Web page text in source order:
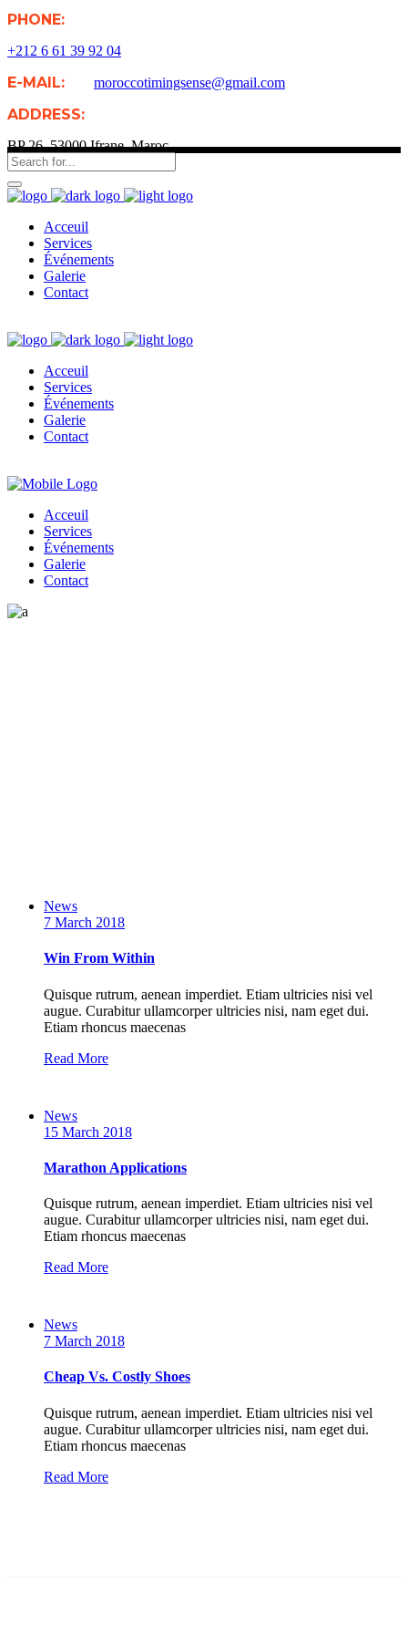
PHONE:
+212 6 61 39 92 04
E-MAIL: moroccotimingsense@gmail.com
ADDRESS:
BP 26, 53000 Ifrane, Maroc
Acceuil
Services
Événements
Galerie
Contact
Acceuil
Services
Événements
Galerie
Contact
Acceuil
Services
Événements
Galerie
Contact
News
7 March 2018
Win From Within
Quisque rutrum, aenean imperdiet. Etiam ultricies nisi vel
augue. Curabitur ullamcorper ultricies nisi, nam eget dui.
Etiam rhoncus maecenas
Read More
News
15 March 2018
Marathon Applications
Quisque rutrum, aenean imperdiet. Etiam ultricies nisi vel
augue. Curabitur ullamcorper ultricies nisi, nam eget dui.
Etiam rhoncus maecenas
Read More
News
7 March 2018
Cheap Vs. Costly Shoes
Quisque rutrum, aenean imperdiet. Etiam ultricies nisi vel
augue. Curabitur ullamcorper ultricies nisi, nam eget dui.
Etiam rhoncus maecenas
Read More